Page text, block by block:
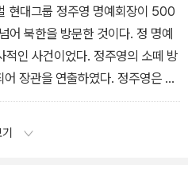
람이었다. ……정주영은 박정희 대
아한다고 했는데 어쩌면 당연한
설 때부터 ‘죽이 맞았다’고 하니까
혜택을 많이 받았다고 할 수 있
가운데 몇 안 되는 친위인사였다.
」에
현대그룹 정주영 명예회장이 500
어 북한을 방문한 것이다. 정 명예
적인 사건이었다. 정주영의 소떼 방
장관을 연출하였다. 정주영은 방
농부의 아들로 태어나 청운의 꿈